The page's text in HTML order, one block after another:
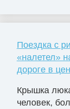
Поездка с
«налетел»
дороге в
Крышка
человек,